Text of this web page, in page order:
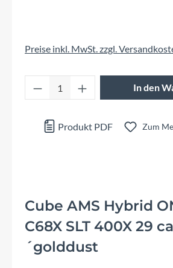
Preise inkl. MwSt. zzgl.
Produkt Anzahl: GibIn den
Produkt PDF Zum
Cube AMS Hybrid
C68X SLT 400X 29
´golddust